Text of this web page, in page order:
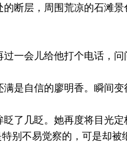
断层，周围荒凉的石滩景
一会儿给他打个电话，问
是自信的廖明香。瞬间变
了几眨。她再度将目光
别不易觉察的，可是却被